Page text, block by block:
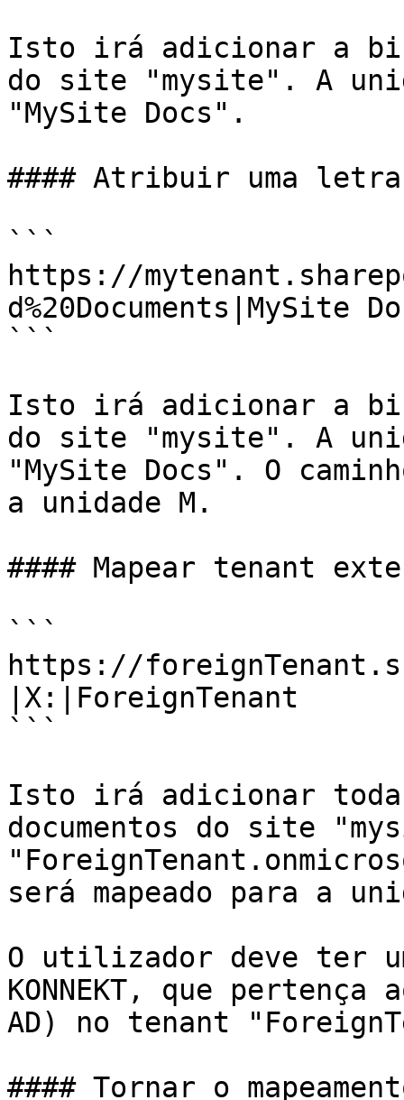
Isto irá adicionar a
do site "mysite". A
"MySite Docs".
#### Atribuir uma letra
```
https://
d%20Documents|MySite
```
Isto irá adicionar a
do site "mysite". A
"MySite Docs". O
a unidade M.
#### Mapear tenant
```
https://
|X:|ForeignTenant
```
Isto irá adicionar
documentos do site
será mapeado para a
O utilizador deve ter
KONNEKT, que
AD) no tenant
#### Tornar o